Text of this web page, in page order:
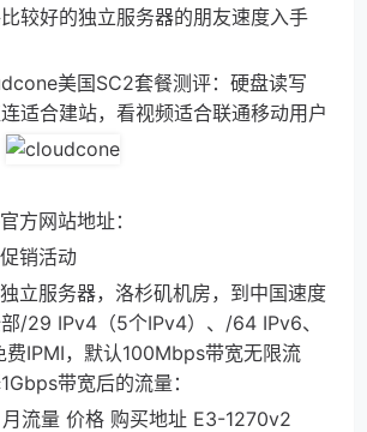
较好的独立服务器的朋友速度入手
美国SC2套餐测评：硬盘读写
适合建站，看视频适合联通移动用户
网站地址：
销活动
立服务器，洛杉矶机房，到中国速度
/29 IPv4（5个IPv4）、/64 IPv6、
费IPMI，默认100Mbps带宽无限流
带宽后的流量：
流量 价格 购买地址 E3-1270v2